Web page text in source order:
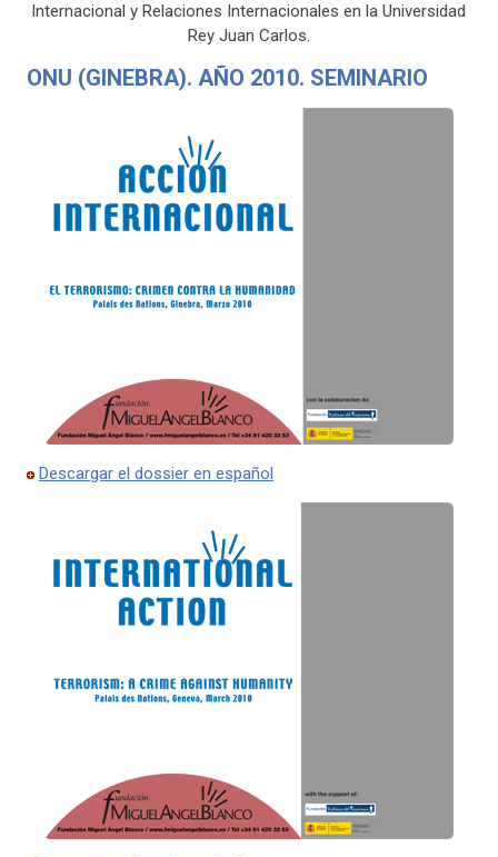
Internacional y Relaciones Internacionales en la Universidad
Rey Juan Carlos.
ONU (GINEBRA). AÑO 2010. SEMINARIO
Descargar el dossier en español